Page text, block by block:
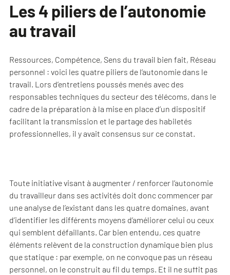
Les 4 piliers de l’autonomie
au travail
Ressources, Compétence, Sens du travail bien fait, Réseau
personnel : voici les quatre piliers de l’autonomie dans le
travail. Lors d’entretiens poussés menés avec des
responsables techniques du secteur des télécoms, dans le
cadre de la préparation à la mise en place d’un dispositif
facilitant la transmission et le partage des habiletés
professionnelles, il y avait consensus sur ce constat.
Toute initiative visant à augmenter / renforcer l’autonomie
du travailleur dans ses activités doit donc commencer par
une analyse de l’existant dans les quatre domaines, avant
d’identifier les différents moyens d’améliorer celui ou ceux
qui semblent défaillants. Car bien entendu, ces quatre
éléments relèvent de la construction dynamique bien plus
que statique : par exemple, on ne convoque pas un réseau
personnel, on le construit au fil du temps. Et il ne suffit pas